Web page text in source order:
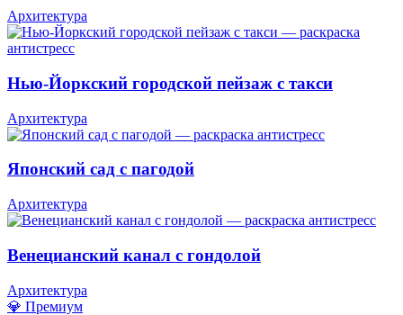
Архитектура
Нью-Йоркский городской пейзаж с такси
Архитектура
Японский сад с пагодой
Архитектура
Венецианский канал с гондолой
Архитектура
💎 Премиум